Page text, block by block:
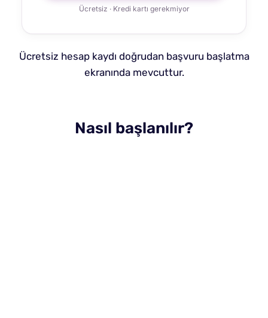
Ücretsiz · Kredi kartı gerekmiyor
Ücretsiz hesap kaydı doğrudan başvuru başlatma
ekranında mevcuttur.
Nasıl başlanılır?